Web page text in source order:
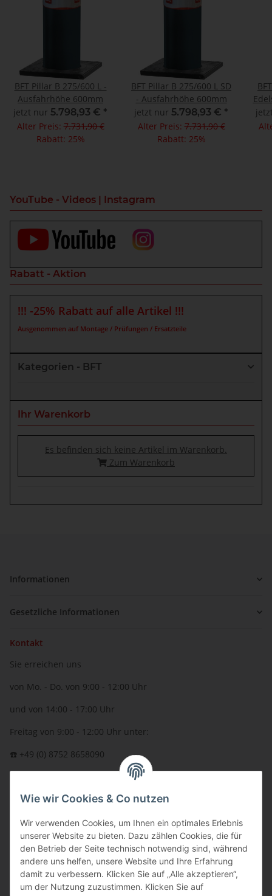
BFT Pillar B 275/600 L -
Ausfahrhöhe 600mm
jetzt nur 5.798,93 € *
Alter Preis:7.731,90 €
Rabatt: 25%
BFT Pillar B 275/600 L SD
- Ausfahrhöhe 600mm
jetzt nur 5.798,93 € *
Alter Preis:7.731,90 €
Rabatt: 25%
YouTube - Videos | Instagram
Rabatt - Aktion
!!! -25% Rabatt auf alle Artikel !!!
Ausgenommen auf Montage / Prüfungen / Ersatzteile
Kategorien - BFT
Ihr Warenkorb
Es befinden sich keine Artikel im Warenkorb.
Zum Warenkorb
Informationen
Gesetzliche Informationen
Kontakt
Sie erreichen uns
von Mo. - Do. von 9:00 - 12:00 Uhr
und von 14:00 - 17:00 Uhr
Freitag von 9:00 - 12:00 Uhr unter:
☎️ +49 (0) 8752 8658090
oder über unserKontaktformular
BFT - Autorisierter Fachhändler
Wie wir Cookies & Co nutzen
Wir verwenden Cookies, um Ihnen ein optimales Erlebnis
unserer Website zu bieten. Dazu zählen Cookies, die für
den Betrieb der Seite technisch notwendig sind, während
andere uns helfen, unsere Website und Ihre Erfahrung
damit zu verbessern. Klicken Sie auf „Alle akzeptieren“,
um der Nutzung zuzustimmen. Klicken Sie auf